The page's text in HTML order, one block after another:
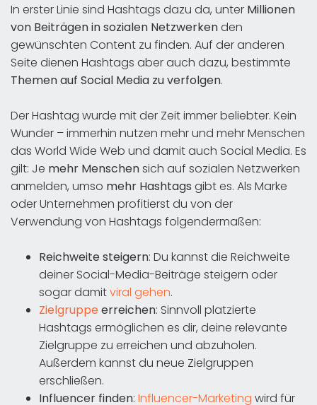
In erster Linie sind Hashtags dazu da, unter Millionen
von Beiträgen in sozialen Netzwerkenden
gewünschten Content zu finden. Auf der anderen
Seite dienen Hashtags aber auch dazu, bestimmte
Themen auf Social Media zu verfolgen.
Der Hashtag wurde mit der Zeit immer beliebter. Kein
Wunder – immerhin nutzen mehr und mehr Menschen
das World Wide Web und damit auch Social Media. Es
gilt: Je mehr Menschensich auf sozialen Netzwerken
anmelden, umso mehr Hashtags gibt es. Als Marke
oder Unternehmen profitierst du von der
Verwendung von Hashtags folgendermaßen:
Reichweite steigern: Du kannst die Reichweite
deiner Social-Media-Beiträge steigern oder
sogar damitviral gehen.
Zielgruppeerreichen: Sinnvoll platzierte
Hashtags ermöglichen es dir, deine relevante
Zielgruppe zu erreichen und abzuholen.
Außerdem kannst du neue Zielgruppen
erschließen.
Influencer finden: Influencer-Marketing wird für